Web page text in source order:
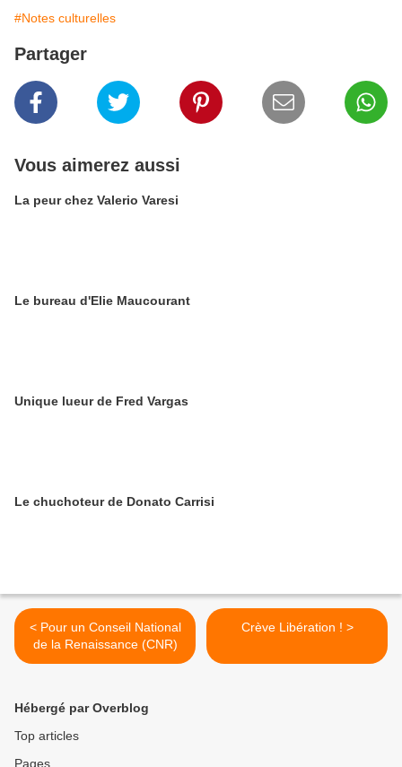
#Notes culturelles
Partager
Vous aimerez aussi
La peur chez Valerio Varesi
Le bureau d'Elie Maucourant
Unique lueur de Fred Vargas
Le chuchoteur de Donato Carrisi
< Pour un Conseil National
de la Renaissance (CNR)
Crève Libération ! >
Hébergé par Overblog
Top articles
Pages